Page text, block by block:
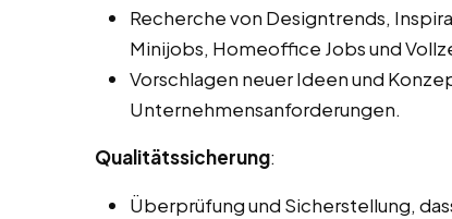
Recherche von Designtrends,
Minijobs, Homeoffice Jobs und
Vorschlagen neuer Ideen und
Unternehmensanforderungen.
Qualitätssicherung:
Überprüfung und Sicherstellung,